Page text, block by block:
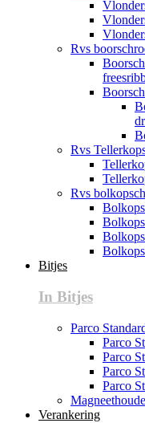
Rvs
Rvs
Rvs
Bitjes
In Bitjes
Parco
Parco
Parco
Parco
Parco
Verankering